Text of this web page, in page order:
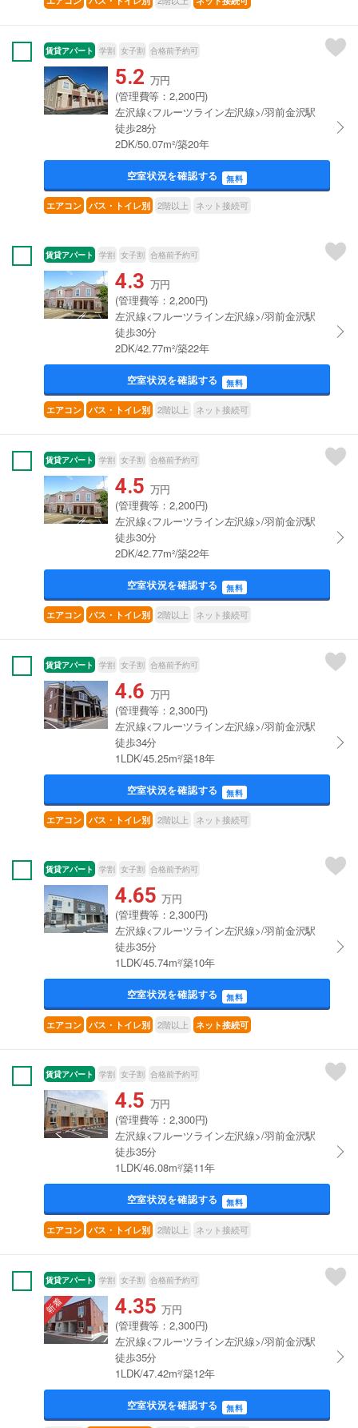
賃貸アパート 学割 女子割 合格前予約可
5.2 万円
(管理費等：2,200円)
左沢線<フルーツライン左沢線>/羽前金沢駅
徒歩28分
2DK/50.07m²/築20年
空室状況を確認する 無料
エアコン バス・トイレ別 2階以上 ネット接続可
賃貸アパート 学割 女子割 合格前予約可
4.3 万円
(管理費等：2,200円)
左沢線<フルーツライン左沢線>/羽前金沢駅
徒歩30分
2DK/42.77m²/築22年
空室状況を確認する 無料
エアコン バス・トイレ別 2階以上 ネット接続可
賃貸アパート 学割 女子割 合格前予約可
4.5 万円
(管理費等：2,200円)
左沢線<フルーツライン左沢線>/羽前金沢駅
徒歩30分
2DK/42.77m²/築22年
空室状況を確認する 無料
エアコン バス・トイレ別 2階以上 ネット接続可
賃貸アパート 学割 女子割 合格前予約可
4.6 万円
(管理費等：2,300円)
左沢線<フルーツライン左沢線>/羽前金沢駅
徒歩34分
1LDK/45.25m²/築18年
空室状況を確認する 無料
エアコン バス・トイレ別 2階以上 ネット接続可
賃貸アパート 学割 女子割 合格前予約可
4.65 万円
(管理費等：2,300円)
左沢線<フルーツライン左沢線>/羽前金沢駅
徒歩35分
1LDK/45.74m²/築10年
空室状況を確認する 無料
エアコン バス・トイレ別 2階以上 ネット接続可
賃貸アパート 学割 女子割 合格前予約可
4.5 万円
(管理費等：2,300円)
左沢線<フルーツライン左沢線>/羽前金沢駅
徒歩35分
1LDK/46.08m²/築11年
空室状況を確認する 無料
エアコン バス・トイレ別 2階以上 ネット接続可
賃貸アパート 学割 女子割 合格前予約可
4.35 万円
(管理費等：2,300円)
左沢線<フルーツライン左沢線>/羽前金沢駅
徒歩35分
1LDK/47.42m²/築12年
空室状況を確認する 無料